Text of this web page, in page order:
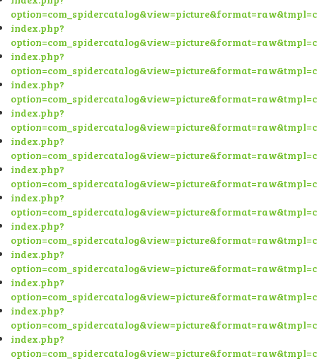
index.php?
index.php?
index.php?
index.php?
index.php?
index.php?
index.php?
index.php?
index.php?
index.php?
index.php?
index.php?